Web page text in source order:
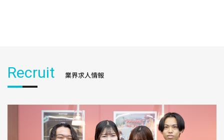
Recruit 業界求人情報